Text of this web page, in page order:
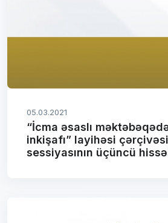
05.03.2021
“İcma əsaslı
inkişafı” layihəsi
sessiyasının üçüncü